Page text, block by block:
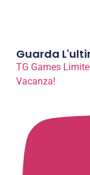
Guarda
TG Games
Vacanza!